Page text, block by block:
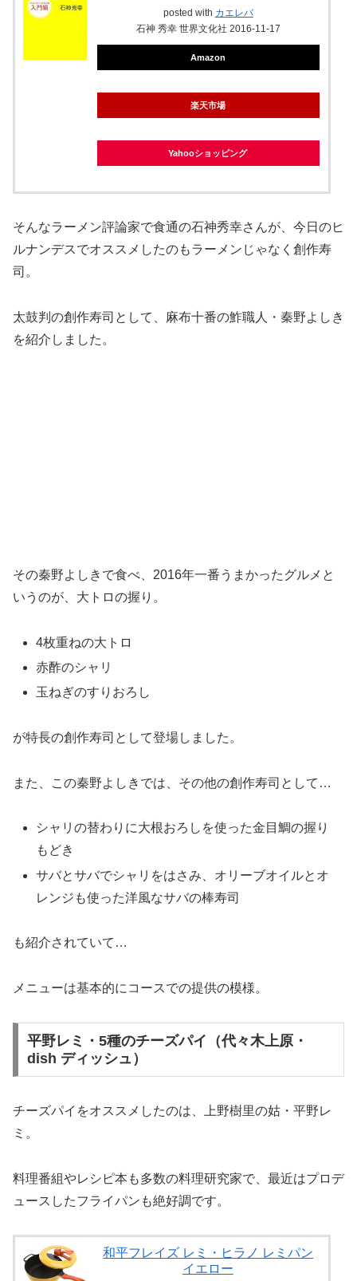
posted with カエレバ
石神 秀幸 世界文化社 2016-11-17
Amazon
楽天市場
Yahooショッピング
そんなラーメン評論家で食通の石神秀幸さんが、今日のヒ
ルナンデスでオススメしたのもラーメンじゃなく創作寿
司。
太鼓判の創作寿司として、麻布十番の鮓職人・秦野よしき
を紹介しました。
その秦野よしきで食べ、2016年一番うまかったグルメと
いうのが、大トロの握り。
4枚重ねの大トロ
赤酢のシャリ
玉ねぎのすりおろし
が特長の創作寿司として登場しました。
また、この秦野よしきでは、その他の創作寿司として…
シャリの替わりに大根おろしを使った金目鯛の握り
もどき
サバとサバでシャリをはさみ、オリーブオイルとオ
レンジも使った洋風なサバの棒寿司
も紹介されていて…
メニューは基本的にコースでの提供の模様。
平野レミ・5種のチーズパイ（代々木上原・
dish ディッシュ）
チーズパイをオススメしたのは、上野樹里の姑・平野レ
ミ。
料理番組やレシピ本も多数の料理研究家で、最近はプロデ
ュースしたフライパンも絶好調です。
和平フレイズ レミ・ヒラノ レミパン
イエロー